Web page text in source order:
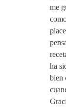
me
ha
bien